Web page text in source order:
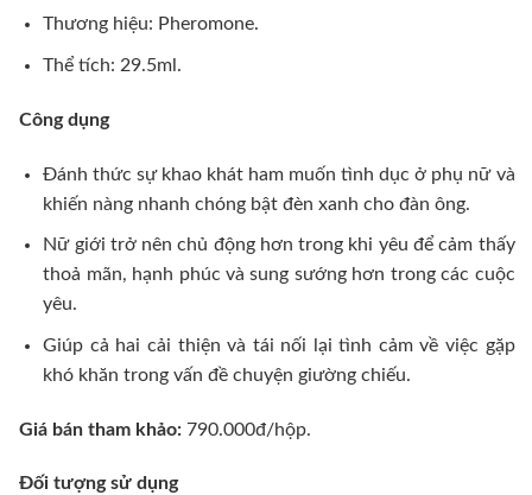
Thương hiệu: Pheromone.
Thể tích: 29.5ml.
Công dụng
Đánh thức sự khao khát ham muốn tình dục ở phụ nữ và
khiến nàng nhanh chóng bật đèn xanh cho đàn ông.
Nữ giới trở nên chủ động hơn trong khi yêu để cảm thấy
thoả mãn, hạnh phúc và sung sướng hơn trong các cuộc
yêu.
Giúp cả hai cải thiện và tái nối lại tình cảm về việc gặp
khó khăn trong vấn đề chuyện giường chiếu.
Giá bán tham khảo:790.000đ/hộp.
Đối tượng sử dụng